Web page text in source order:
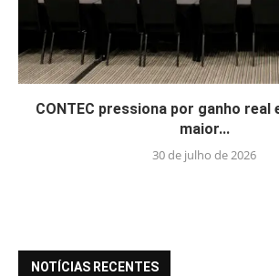
CONTEC pressiona por ganho real
maior...
30 de julho de 2026
NOTÍCIAS RECENTES